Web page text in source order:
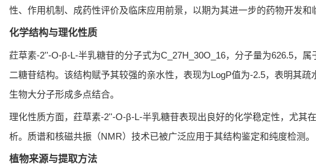
性、作用机制、成药性评价及临床应用前景，以期为其进一步的药物开发和
化学结构与理化性质
荭草素-2''-O-β-L-半乳糖苷的分子式为C_27H_30O_16，分子量为626.5，
二糖苷结构。该结构赋予其较强的亲水性，表现为LogP值为-2.5，表明其
生物大分子形成多点结合。
理化性质方面，荭草素-2''-O-β-L-半乳糖苷表现出良好的化学稳定性，尤
析。质谱和核磁共振（NMR）技术已被广泛应用于其结构鉴定和纯度检测。
植物来源与提取方法